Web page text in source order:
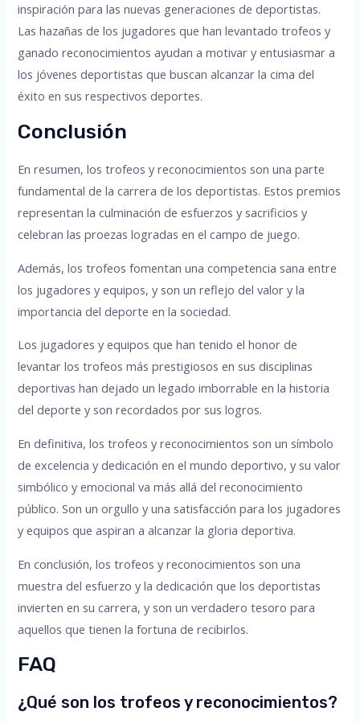
inspiración para las nuevas generaciones de deportistas.
Las hazañas de los jugadores que han levantado trofeos y
ganado reconocimientos ayudan a motivar y entusiasmar a
los jóvenes deportistas que buscan alcanzar la cima del
éxito en sus respectivos deportes.
Conclusión
En resumen, los trofeos y reconocimientos son una parte
fundamental de la carrera de los deportistas. Estos premios
representan la culminación de esfuerzos y sacrificios y
celebran las proezas logradas en el campo de juego.
Además, los trofeos fomentan una competencia sana entre
los jugadores y equipos, y son un reflejo del valor y la
importancia del deporte en la sociedad.
Los jugadores y equipos que han tenido el honor de
levantar los trofeos más prestigiosos en sus disciplinas
deportivas han dejado un legado imborrable en la historia
del deporte y son recordados por sus logros.
En definitiva, los trofeos y reconocimientos son un símbolo
de excelencia y dedicación en el mundo deportivo, y su valor
simbólico y emocional va más allá del reconocimiento
público. Son un orgullo y una satisfacción para los jugadores
y equipos que aspiran a alcanzar la gloria deportiva.
En conclusión, los trofeos y reconocimientos son una
muestra del esfuerzo y la dedicación que los deportistas
invierten en su carrera, y son un verdadero tesoro para
aquellos que tienen la fortuna de recibirlos.
FAQ
¿Qué son los trofeos y reconocimientos?